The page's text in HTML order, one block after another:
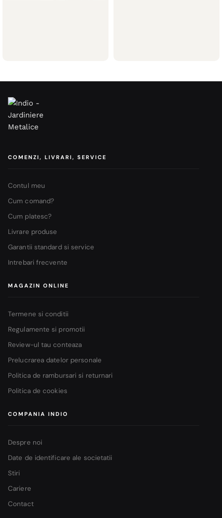
Protecții perete
44,00lei
COMENZI, LIVRARI, SERVICE
Contul meu
Cum comand?
Cum platesc?
Livrare produse
Garantii standard si service
Intrebari frecvente
MAGAZIN ONLINE
Termene si conditii
Regulamente si promotii
Review-ul tau conteaza
Prelucrarea datelor personale
Politica de rambursari si returnari
Politica de cookies
COMPANIA INDIO
Despre noi
Date de identificare ale societatii
Stiri
Cariere
Contact